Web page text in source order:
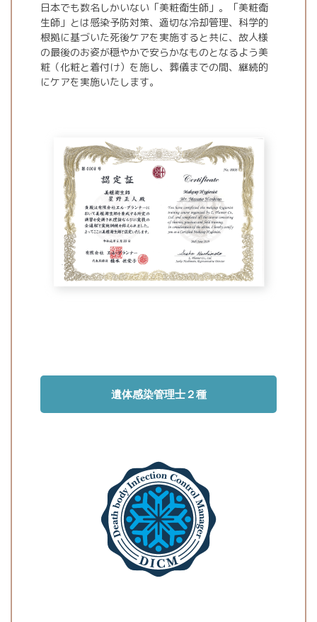
日本でも数名しかいない「美粧衛生師」。「美粧衛
生師」とは感染予防対策、適切な冷却管理、科学的
根拠に基づいた死後ケアを実施すると共に、故人様
の最後のお姿が穏やかで安らかなものとなるよう美
粧（化粧と着付け）を施し、葬儀までの間、継続的
にケアを実施いたします。
遺体感染管理士２種